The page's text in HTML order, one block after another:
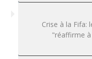
Crise à la Fifa:
"réaffirme